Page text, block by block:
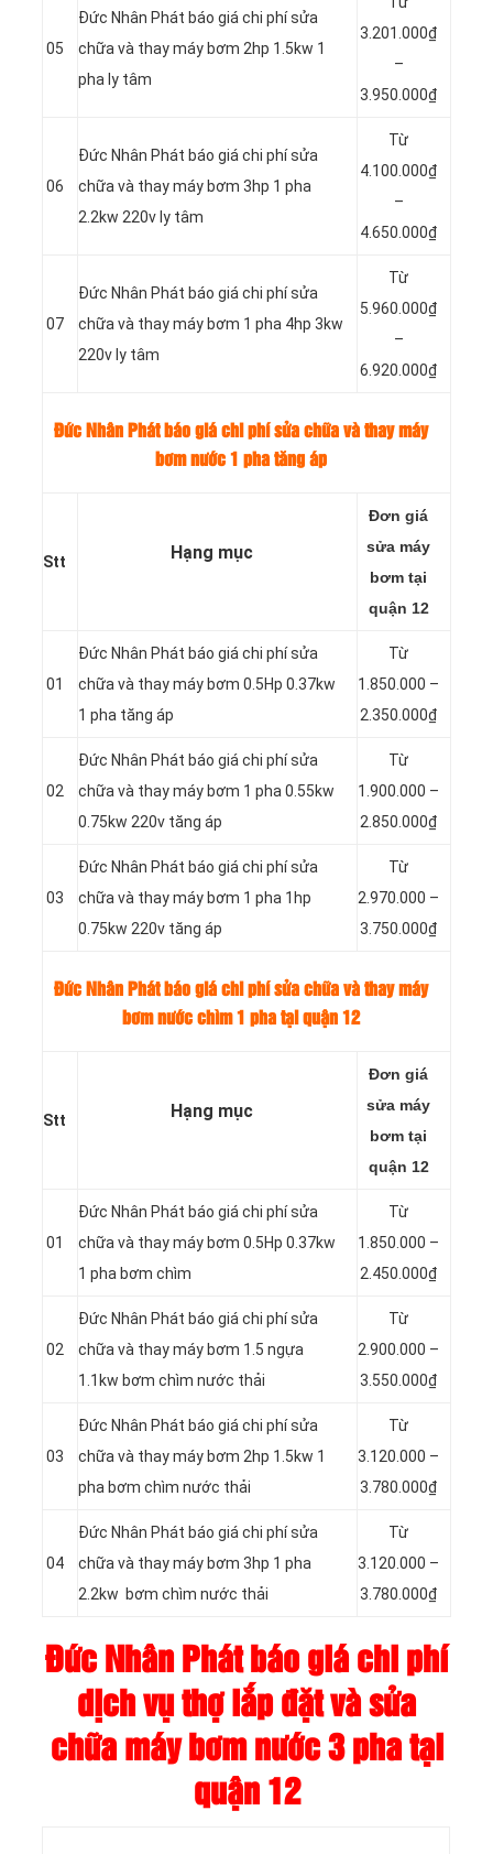
05
Đức Nhân Phát báo giá chi phí sửa
chữa và thay máy bơm 2hp 1.5kw 1
pha ly tâm
3.201.000₫
–
3.950.000₫
06
Đức Nhân Phát báo giá chi phí sửa
chữa và thay máy bơm 3hp 1 pha
2.2kw 220v ly tâm
Từ
4.100.000₫
–
4.650.000₫
07
Đức Nhân Phát báo giá chi phí sửa
chữa và thay máy bơm 1 pha 4hp 3kw
220v ly tâm
Từ
5.960.000₫
–
6.920.000₫
Đức Nhân Phát báo giá chi phí sửa chữa và thay máy
bơm nước 1 pha tăng áp
Stt Hạng mục
Đơn giá
sửa máy
bơm tại
quận 12
01
Đức Nhân Phát báo giá chi phí sửa
chữa và thay máy bơm 0.5Hp 0.37kw
1 pha tăng áp
Từ
1.850.000 –
2.350.000₫
02
Đức Nhân Phát báo giá chi phí sửa
chữa và thay máy bơm 1 pha 0.55kw
0.75kw 220v tăng áp
Từ
1.900.000 –
2.850.000₫
03
Đức Nhân Phát báo giá chi phí sửa
chữa và thay máy bơm 1 pha 1hp
0.75kw 220v tăng áp
Từ
2.970.000 –
3.750.000₫
Đức Nhân Phát báo giá chi phí sửa chữa và thay máy
bơm nước chìm 1 pha tại quận 12
Stt Hạng mục
Đơn giá
sửa máy
bơm tại
quận 12
01
Đức Nhân Phát báo giá chi phí sửa
chữa và thay máy bơm 0.5Hp 0.37kw
1 pha bơm chìm
Từ
1.850.000 –
2.450.000₫
02
Đức Nhân Phát báo giá chi phí sửa
chữa và thay máy bơm 1.5 ngựa
1.1kw bơm chìm nước thải
Từ
2.900.000 –
3.550.000₫
03
Đức Nhân Phát báo giá chi phí sửa
chữa và thay máy bơm 2hp 1.5kw 1
pha bơm chìm nước thải
Từ
3.120.000 –
3.780.000₫
04
Đức Nhân Phát báo giá chi phí sửa
chữa và thay máy bơm 3hp 1 pha
2.2kw bơm chìm nước thải
Từ
3.120.000 –
3.780.000₫
Đức Nhân Phát báo giá chi phí
dịch vụ thợ lắp đặt và sửa
chữa máy bơm nước 3 pha tại
quận 12